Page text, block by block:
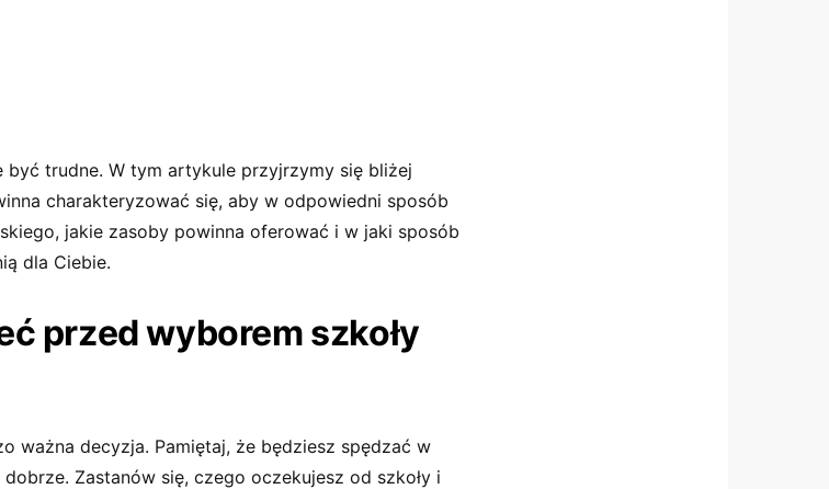
być trudne. W tym artykule przyjrzymy się bliżej
charakteryzować się, aby w odpowiedni sposób
jakie zasoby powinna oferować i w jaki sposób
dla Ciebie.
przed wyborem szkoły
ważna decyzja. Pamiętaj, że będziesz spędzać w
Zastanów się, czego oczekujesz od szkoły i